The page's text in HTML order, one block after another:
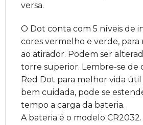
versa.
O Dot conta com 5 níveis de
cores vermelho e verde,
ao atirador. Podem ser
torre superior. Lembre-se de
Red Dot para melhor vida útil
bem cuidada, pode se
tempo a carga da bateria.
A bateria é o modelo